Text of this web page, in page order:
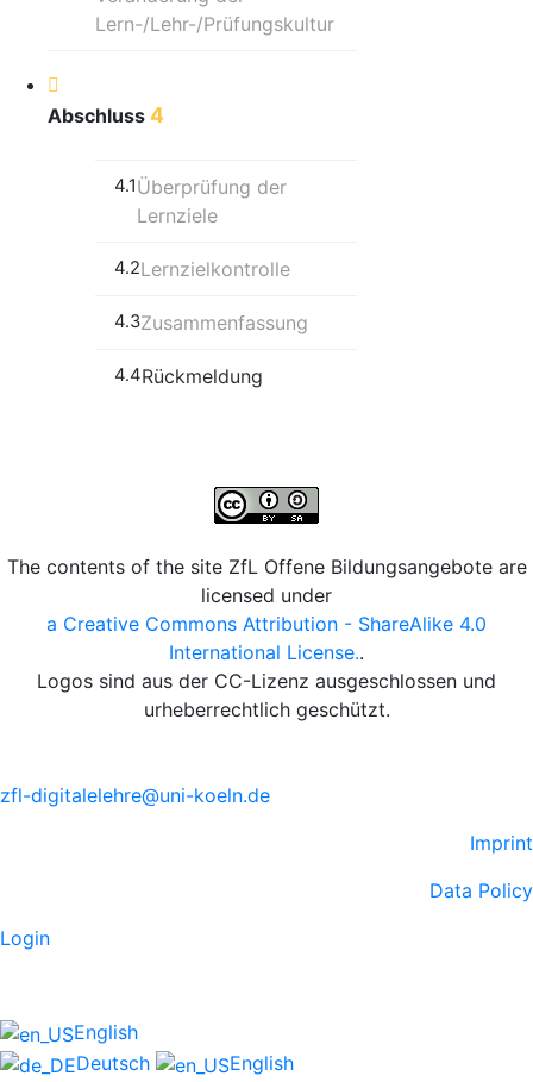
Lern-/Lehr-/Prüfungskultur
Abschluss 4
4.1Überprüfung der
Lernziele
4.2Lernzielkontrolle
4.3Zusammenfassung
4.4Rückmeldung
The contents of the site ZfL Offene Bildungsangebote are
licensed under
a Creative Commons Attribution - ShareAlike 4.0
International License..
Logos sind aus der CC-Lizenz ausgeschlossen und
urheberrechtlich geschützt.
zfl-digitalelehre@uni-koeln.de
Imprint
Data Policy
Login
English
Deutsch
English